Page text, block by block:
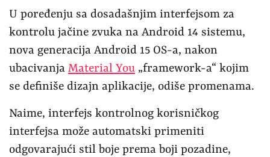
U poređenju sa dosadašnjim interfejsom za
kontrolu jačine zvuka na Android 14 sistemu,
nova generacija Android 15 OS-a, nakon
ubacivanja Material You „framework-a“ kojim
se definiše dizajn aplikacije, odiše promenama.
Naime, interfejs kontrolnog korisničkog
interfejsa može automatski primeniti
odgovarajući stil boje prema boji pozadine,